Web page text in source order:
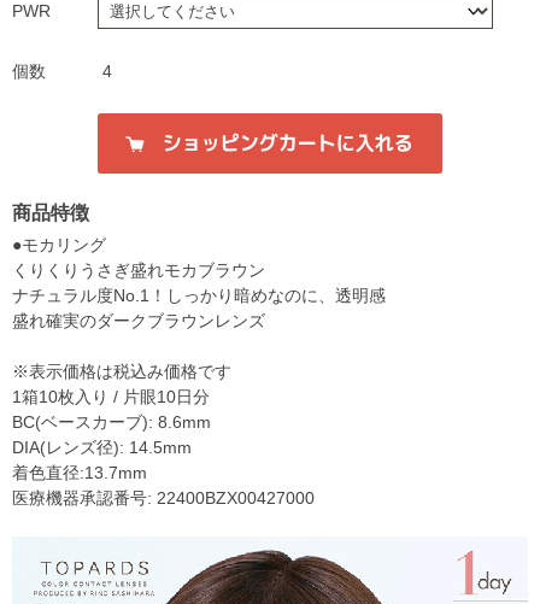
PWR
個数 4
商品特徴
●モカリング
くりくりうさぎ盛れモカブラウン
ナチュラル度No.1！しっかり暗めなのに、透明感
盛れ確実のダークブラウンレンズ
※表示価格は税込み価格です
1箱10枚入り / 片眼10日分
BC(ベースカーブ): 8.6mm
DIA(レンズ径): 14.5mm
着色直径:13.7mm
医療機器承認番号: 22400BZX00427000